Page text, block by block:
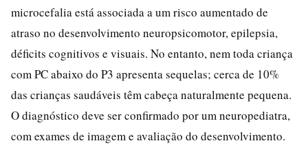
microcefalia está associada a um risco aumentado de
atraso no desenvolvimento neuropsicomotor, epilepsia,
déficits cognitivos e visuais. No entanto, nem toda criança
com PC abaixo do P3 apresenta sequelas; cerca de 10%
das crianças saudáveis têm cabeça naturalmente pequena.
O diagnóstico deve ser confirmado por um neuropediatra,
com exames de imagem e avaliação do desenvolvimento.